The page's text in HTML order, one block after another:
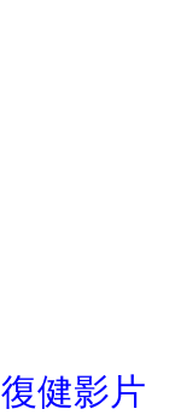
復健影片